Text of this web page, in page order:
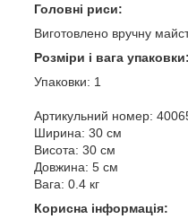
Головні риси:
Виготовлено вручну
Розміри і вага упаковки:
Упаковки: 1
Артикульний номер:
Ширина: 30 см
Висота: 30 см
Довжина: 5 см
Вага: 0.4 кг
Корисна інформація: